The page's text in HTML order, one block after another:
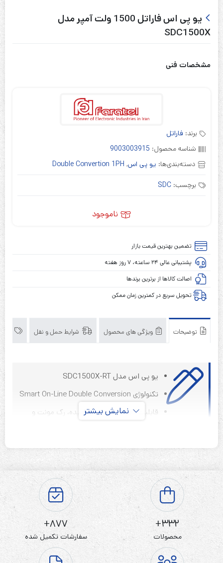
یو پی اس فاراتل 1500 ولت آمپر مدل
SDC1500X
مشخصات فنی
برند: فاراتل
شناسه محصول: 9003003915
دسته‌بندی‌ها: یو پی اس,
Double Convertion 1PH
برچسب: SDC
ناموجود
تضمین بهترین قیمت بازار
پشتیبانی عالی ۲۴ ساعته، ۷ روز هفته
اصالت کالاها از برترین برندها
تحویل سریع در کمترین زمان ممکن
توضیحات ویژگی های محصول شرایط حمل و نقل
یو پی اس مدل SDC1500X-RT
تکنولوژی Smart On-Line Double Conversion
قابلیت نصب بصورت خوابیده، رک مونت و
طراحی Small Footprint
مناسب شبکه های کامپیوتری کوچک و تجهیزات جانبی
آنها
مناسب انواع سرورهای کامپیوتری
راندمان بالا
مناسب سیستم های حساس مخابراتی، آزمایشگاهی،
اندازه گیری، سیستم های بانکی و....
نمایش بیشتر
332+
محصولات
877+
سفارشات تکمیل شده